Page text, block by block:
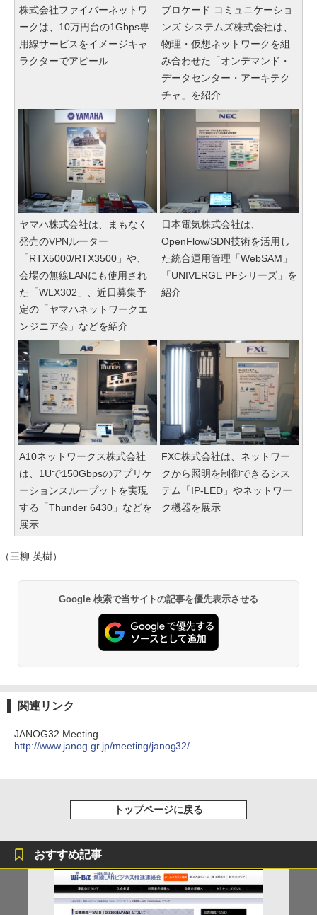
株式会社ファイバーネットワ
ークは、10万円台の1Gbps専
用線サービスをイメージキャ
ラクターでアピール
ブロケード コミュニケーショ
ンズ システムズ株式会社は、
物理・仮想ネットワークを組
み合わせた「オンデマンド・
データセンター・アーキテク
チャ」を紹介
ヤマハ株式会社は、まもなく
発売のVPNルーター
「RTX5000/RTX3500」や、
会場の無線LANにも使用され
た「WLX302」、近日募集予
定の「ヤマハネットワークエ
ンジニア会」などを紹介
日本電気株式会社は、
OpenFlow/SDN技術を活用し
た統合運用管理「WebSAM」
「UNIVERGE PFシリーズ」を
紹介
A10ネットワークス株式会社
は、1Uで150Gbpsのアプリケ
ーションスループットを実現
する「Thunder 6430」などを
展示
FXC株式会社は、ネットワー
クから照明を制御できるシス
テム「IP-LED」やネットワー
ク機器を展示
（三柳 英樹）
Google 検索で当サイトの記事を優先表示させる
関連リンク
JANOG32 Meeting
http://www.janog.gr.jp/meeting/janog32/
トップページに戻る
おすすめ記事